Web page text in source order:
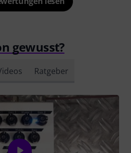
gewusst?
Ratgeber